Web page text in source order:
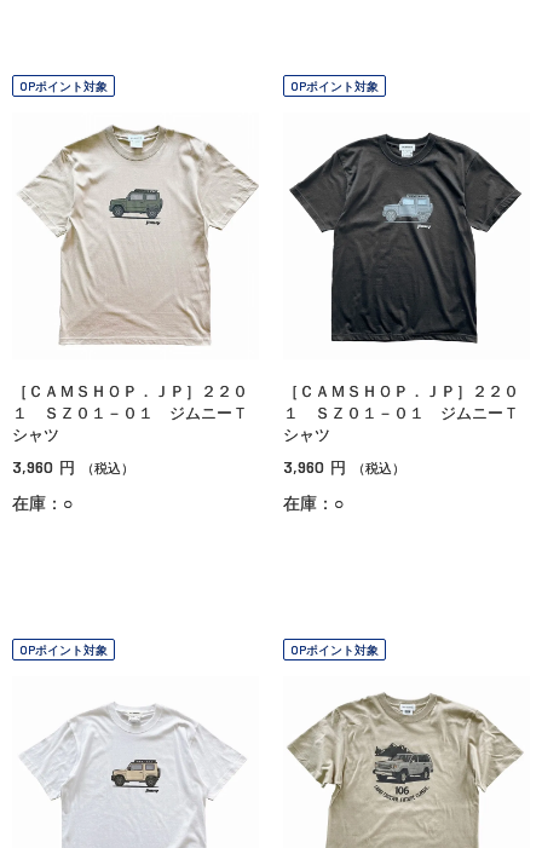
OPポイント対象
［ＣＡＭＳＨＯＰ．ＪＰ］２２０
１ ＳＺ０１－０１ ジムニーＴ
シャツ
3,960 円 （税込）
在庫：○
OPポイント対象
［ＣＡＭＳＨＯＰ．ＪＰ］２２０
１ ＳＺ０１－０１ ジムニーＴ
シャツ
3,960 円 （税込）
在庫：○
OPポイント対象 OPポイント対象